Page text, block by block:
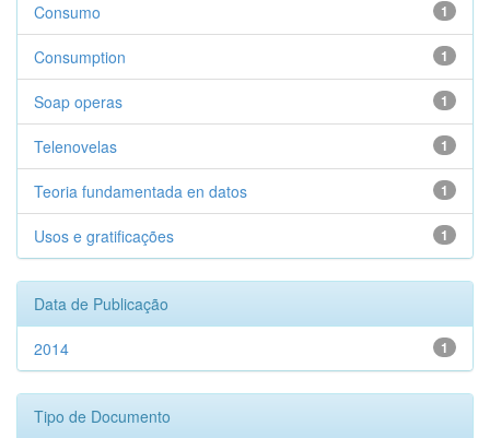
1
Consumo
1
Consumption
1
Soap operas
1
Telenovelas
1
Teoria fundamentada en datos
1
Usos e gratificações
Data de Publicação
1
2014
Tipo de Documento